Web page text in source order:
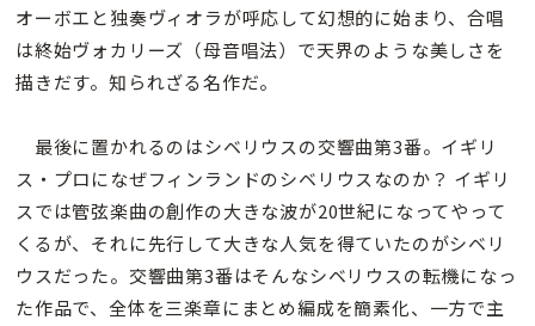
オーボエと独奏ヴィオラが呼応して幻想的に始まり、合唱
は終始ヴォカリーズ（母音唱法）で天界のような美しさを
描きだす。知られざる名作だ。
最後に置かれるのはシベリウスの交響曲第3番。イギリ
ス・プロになぜフィンランドのシベリウスなのか？ イギリ
スでは管弦楽曲の創作の大きな波が20世紀になってやって
くるが、それに先行して大きな人気を得ていたのがシベリ
ウスだった。交響曲第3番はそんなシベリウスの転機になっ
た作品で、全体を三楽章にまとめ編成を簡素化、一方で主